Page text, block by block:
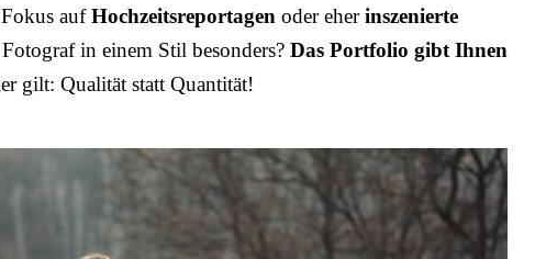
aufHochzeitsreportagen oder eherinszenierte
in einem Stil besonders? Das Portfolio gibt Ihnen
gilt: Qualität statt Quantität!